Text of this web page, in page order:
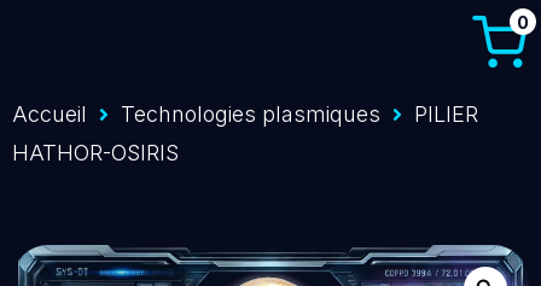
0
Accueil Technologies plasmiques
PILIER
HATHOR-OSIRIS